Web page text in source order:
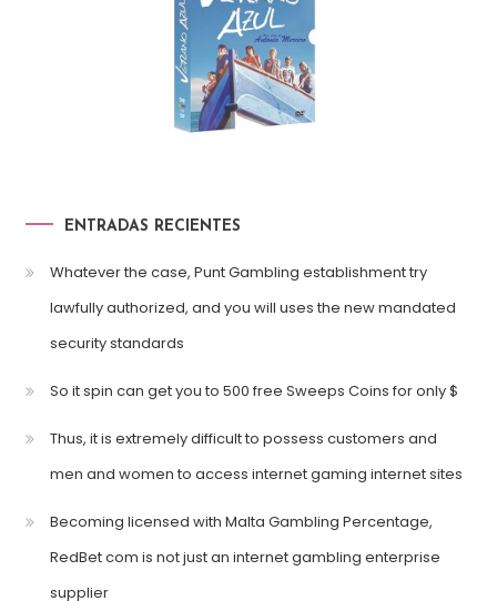
ENTRADAS RECIENTES
Whatever the case, Punt Gambling establishment try
lawfully authorized, and you will uses the new mandated
security standards
So it spin can get you to 500 free Sweeps Coins for only $
Thus, it is extremely difficult to possess customers and
men and women to access internet gaming internet sites
Becoming licensed with Malta Gambling Percentage,
RedBet com is not just an internet gambling enterprise
supplier